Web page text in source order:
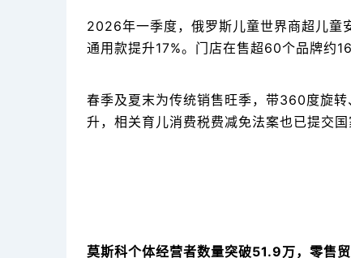
2026年一季度，俄罗斯儿童世界商超儿童
通用款提升17%。门店在售超60个品牌约
春季及夏末为传统销售旺季，带360度旋
升，相关育儿消费税费减免法案也已提交国
莫斯科个体经营者数量突破51.9万，零售